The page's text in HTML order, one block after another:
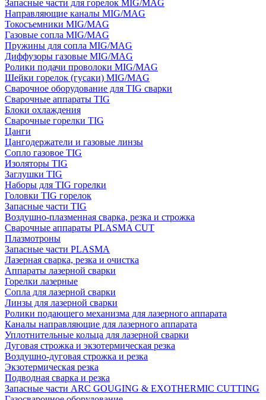
Запасные части для горелок MIG/MAG
Направляющие каналы MIG/MAG
Токосъемники MIG/MAG
Газовые сопла MIG/MAG
Пружины для сопла MIG/MAG
Диффузоры газовые MIG/MAG
Ролики подачи проволоки MIG/MAG
Шейки горелок (гусаки) MIG/MAG
Сварочное оборудование для TIG сварки
Сварочные аппараты TIG
Блоки охлаждения
Сварочные горелки TIG
Цанги
Цангодержатели и газовые линзы
Сопло газовое TIG
Изоляторы TIG
Заглушки TIG
Наборы для TIG горелки
Головки TIG горелок
Запасные части TIG
Воздушно-плазменная сварка, резка и строжка
Сварочные аппараты PLASMA CUT
Плазмотроны
Запасные части PLASMA
Лазерная сварка, резка и очистка
Аппараты лазерной сварки
Горелки лазерные
Сопла для лазерной сварки
Линзы для лазерной сварки
Ролики подающего механизма для лазерного аппарата
Каналы направляющие для лазерного аппарата
Уплотнительные кольца для лазерной сварки
Дуговая строжка и экзотермическая резка
Воздушно-дуговая строжка и резка
Экзотермическая резка
Подводная сварка и резка
Запасные части ARC GOUGING & EXOTHERMIC CUTTING